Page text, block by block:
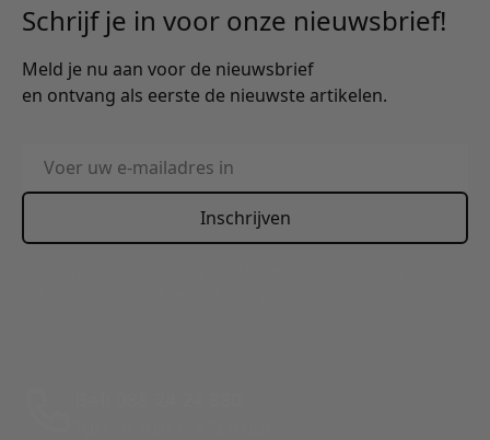
Schrijf je in voor onze nieuwsbrief!
Meld je nu aan voor de nieuwsbrief
en ontvang als eerste de nieuwste artikelen.
E-mailadres
Inschrijven